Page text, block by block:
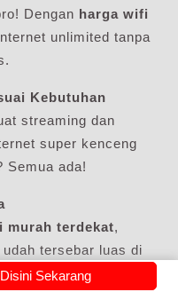
Dengan harga wifi
unlimited tanpa
Kebutuhan
streaming dan
super kenceng
Semua ada!
murah terdekat,
tersebar luas di
khawatir soal
Sekarang